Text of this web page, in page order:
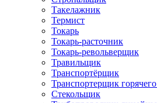
Такелажник
Термист
Токарь
Токарь-расточник
Токарь-револьверщик
Травильщик
Транспортёрщик
Транспортерщик
Стекольщик